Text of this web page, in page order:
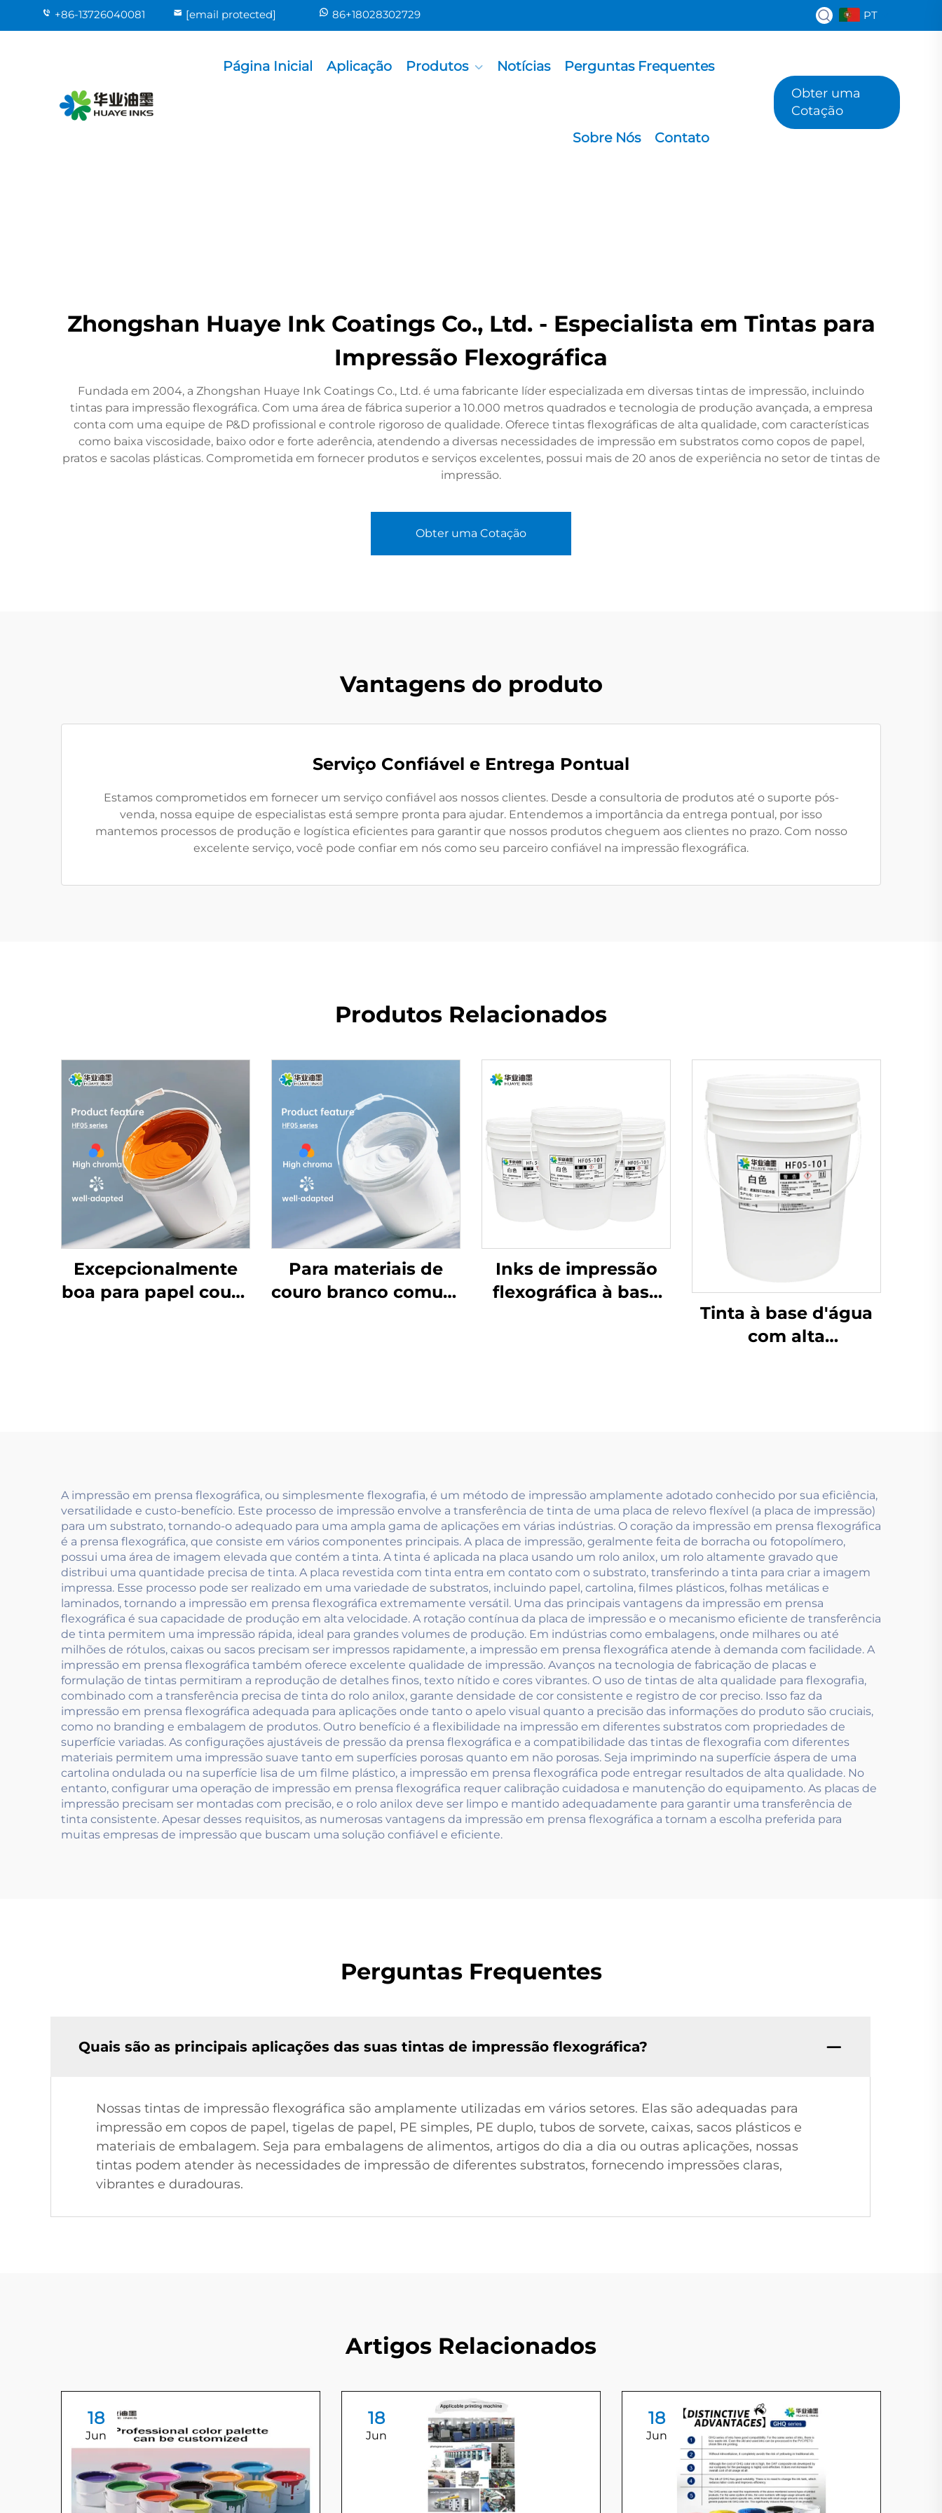
+86-13726040081 [email protected] 86+18028302729 PT
Página Inicial Aplicação Produtos Notícias Perguntas Frequentes
Sobre Nós Contato
Obter uma
Cotação
Zhongshan Huaye Ink Coatings Co., Ltd. - Especialista em Tintas para
Impressão Flexográfica
Fundada em 2004, a Zhongshan Huaye Ink Coatings Co., Ltd. é uma fabricante líder especializada em diversas tintas de impressão, incluindo
tintas para impressão flexográfica. Com uma área de fábrica superior a 10.000 metros quadrados e tecnologia de produção avançada, a empresa
conta com uma equipe de P&D profissional e controle rigoroso de qualidade. Oferece tintas flexográficas de alta qualidade, com características
como baixa viscosidade, baixo odor e forte aderência, atendendo a diversas necessidades de impressão em substratos como copos de papel,
pratos e sacolas plásticas. Comprometida em fornecer produtos e serviços excelentes, possui mais de 20 anos de experiência no setor de tintas de
impressão.
Obter uma Cotação
Vantagens do produto
Serviço Confiável e Entrega Pontual
Estamos comprometidos em fornecer um serviço confiável aos nossos clientes. Desde a consultoria de produtos até o suporte pós-
venda, nossa equipe de especialistas está sempre pronta para ajudar. Entendemos a importância da entrega pontual, por isso
mantemos processos de produção e logística eficientes para garantir que nossos produtos cheguem aos clientes no prazo. Com nosso
excelente serviço, você pode confiar em nós como seu parceiro confiável na impressão flexográfica.
Produtos Relacionados
Excepcionalmente
boa para papel couro
Para materiais de
couro branco comum
Inks de impressão
flexográfica à base
Tinta à base d'água
com alta
A impressão em prensa flexográfica, ou simplesmente flexografia, é um método de impressão amplamente adotado conhecido por sua eficiência,
versatilidade e custo-benefício. Este processo de impressão envolve a transferência de tinta de uma placa de relevo flexível (a placa de impressão)
para um substrato, tornando-o adequado para uma ampla gama de aplicações em várias indústrias. O coração da impressão em prensa flexográfica
é a prensa flexográfica, que consiste em vários componentes principais. A placa de impressão, geralmente feita de borracha ou fotopolímero,
possui uma área de imagem elevada que contém a tinta. A tinta é aplicada na placa usando um rolo anilox, um rolo altamente gravado que
distribui uma quantidade precisa de tinta. A placa revestida com tinta entra em contato com o substrato, transferindo a tinta para criar a imagem
impressa. Esse processo pode ser realizado em uma variedade de substratos, incluindo papel, cartolina, filmes plásticos, folhas metálicas e
laminados, tornando a impressão em prensa flexográfica extremamente versátil. Uma das principais vantagens da impressão em prensa
flexográfica é sua capacidade de produção em alta velocidade. A rotação contínua da placa de impressão e o mecanismo eficiente de transferência
de tinta permitem uma impressão rápida, ideal para grandes volumes de produção. Em indústrias como embalagens, onde milhares ou até
milhões de rótulos, caixas ou sacos precisam ser impressos rapidamente, a impressão em prensa flexográfica atende à demanda com facilidade. A
impressão em prensa flexográfica também oferece excelente qualidade de impressão. Avanços na tecnologia de fabricação de placas e
formulação de tintas permitiram a reprodução de detalhes finos, texto nítido e cores vibrantes. O uso de tintas de alta qualidade para flexografia,
combinado com a transferência precisa de tinta do rolo anilox, garante densidade de cor consistente e registro de cor preciso. Isso faz da
impressão em prensa flexográfica adequada para aplicações onde tanto o apelo visual quanto a precisão das informações do produto são cruciais,
como no branding e embalagem de produtos. Outro benefício é a flexibilidade na impressão em diferentes substratos com propriedades de
superfície variadas. As configurações ajustáveis de pressão da prensa flexográfica e a compatibilidade das tintas de flexografia com diferentes
materiais permitem uma impressão suave tanto em superfícies porosas quanto em não porosas. Seja imprimindo na superfície áspera de uma
cartolina ondulada ou na superfície lisa de um filme plástico, a impressão em prensa flexográfica pode entregar resultados de alta qualidade. No
entanto, configurar uma operação de impressão em prensa flexográfica requer calibração cuidadosa e manutenção do equipamento. As placas de
impressão precisam ser montadas com precisão, e o rolo anilox deve ser limpo e mantido adequadamente para garantir uma transferência de
tinta consistente. Apesar desses requisitos, as numerosas vantagens da impressão em prensa flexográfica a tornam a escolha preferida para
muitas empresas de impressão que buscam uma solução confiável e eficiente.
Perguntas Frequentes
Quais são as principais aplicações das suas tintas de impressão flexográfica?
Nossas tintas de impressão flexográfica são amplamente utilizadas em vários setores. Elas são adequadas para
impressão em copos de papel, tigelas de papel, PE simples, PE duplo, tubos de sorvete, caixas, sacos plásticos e
materiais de embalagem. Seja para embalagens de alimentos, artigos do dia a dia ou outras aplicações, nossas
tintas podem atender às necessidades de impressão de diferentes substratos, fornecendo impressões claras,
vibrantes e duradouras.
Artigos Relacionados
18
Jun
18
Jun
18
Jun